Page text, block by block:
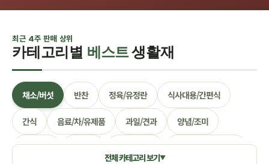
최근 4주 판매 상위
카테고리별 베스트생활재
채소/버섯 반찬 정육/유정란 식사대용/간편식
간식 음료/차/유제품 과일/견과 양념/조미
생활용품 쌀/잡곡 수산/건어물 공정무역(민중교역)
전체 카테고리 보기▼